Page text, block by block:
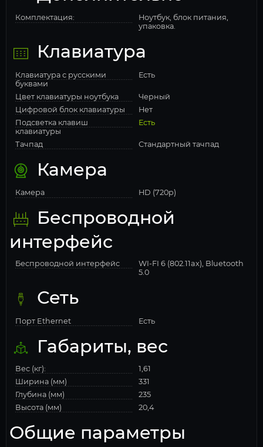
Комплектация:
Ноутбук, блок питания,
упаковка.
Клавиатура
Клавиатура с русскими
буквами
Есть
Цвет клавиатуры ноутбука
Черный
Цифровой блок клавиатуры
Нет
Подсветка клавиш
клавиатуры
Есть
Тачпад Стандартный тачпад
Камера
Камера HD (720p)
Беспроводной
интерфейс
Беспроводной интерфейс
WI-FI 6 (802.11ax), Bluetooth
5.0
Сеть
Порт Ethernet Есть
Габариты, вес
Вес (кг):
1,61
Ширина (мм)
331
Глубина (мм)
235
Высота (мм)
20,4
Общие параметры